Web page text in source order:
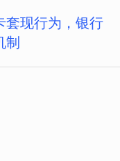
套现行为，银行
制